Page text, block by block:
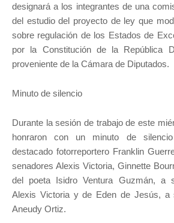
designará a los integrantes de una
del estudio del proyecto de ley que
sobre regulación de los Estados de
por la Constitución de la República
proveniente de la Cámara de Diputados.
Minuto de silencio
Durante la sesión de trabajo de este
honraron con un minuto de
destacado fotorreportero Franklin
senadores Alexis Victoria, Ginnette
del poeta Isidro Ventura Guzmán, a
Alexis Victoria y de Eden de Jesús, a
Aneudy Ortiz.